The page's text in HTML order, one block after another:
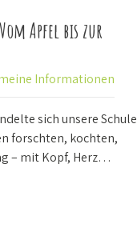
Apfel bis zur
Informationen
sich unsere Schule
forschten, kochten,
– mit Kopf, Herz…